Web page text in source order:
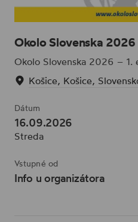
Okolo Slovenska 2026
Okolo Slovenska 2026 – 1.
Košice, Košice,
Dátum
16.09.2026
Streda
Vstupné od
Info u organizátora